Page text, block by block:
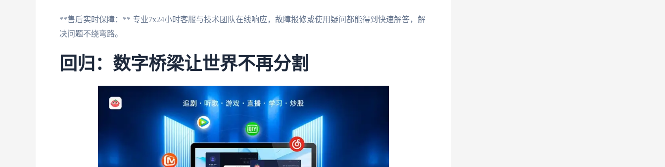
**售后实时保障：** 专业7x24小时客服与技术团队在线响应，故障报修或使用疑问都能得到快速解答，解
决问题不绕弯路。
回归：数字桥梁让世界不再分割